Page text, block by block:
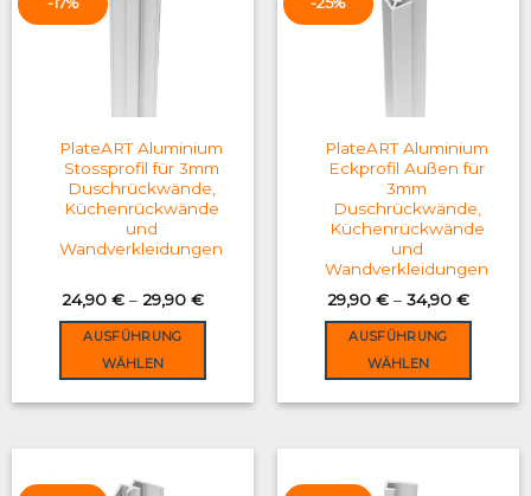
PlateART Aluminium
Stossprofil für 3mm
Duschrückwände,
Küchenrückwände
und
Wandverkleidungen
24,90 €– 29,90 €
AUSFÜHRUNG
WÄHLEN
variants.
PlateART Aluminium
Eckprofil Außen für
3mm
Duschrückwände,
Küchenrückwände
und
Wandverkleidungen
29,90 €– 34,90 €
AUSFÜHRUNG
WÄHLEN
variants.